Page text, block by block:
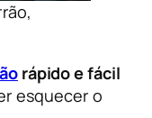
rápido e fácil
esquecer o